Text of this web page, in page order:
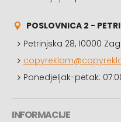
POSLOVNICA 2 -
Petrinjska 28, 10000
Ponedjeljak-petak:
INFORMACIJE